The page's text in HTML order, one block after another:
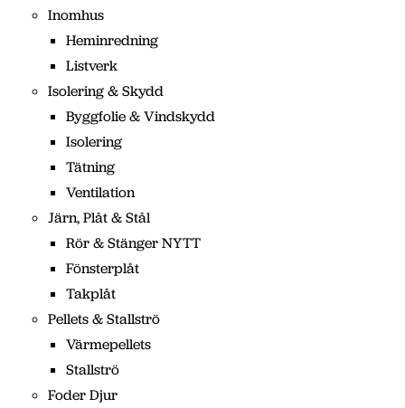
Inomhus
Heminredning
Listverk
Isolering & Skydd
Byggfolie & Vindskydd
Isolering
Tätning
Ventilation
Järn, Plåt & Stål
Rör & Stänger NYTT
Fönsterplåt
Takplåt
Pellets & Stallströ
Värmepellets
Stallströ
Foder Djur